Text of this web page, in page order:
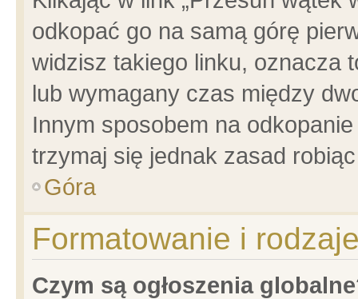
odkopać go na samą górę
widzisz takiego linku, oznacza
lub wymagany czas między
Innym sposobem na
trzymaj się jednak zasad
Góra
Formatowanie i
Czym są ogłoszenia